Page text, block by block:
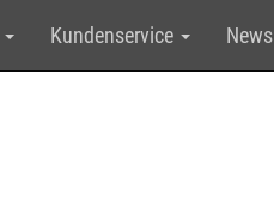
Kundenservice News